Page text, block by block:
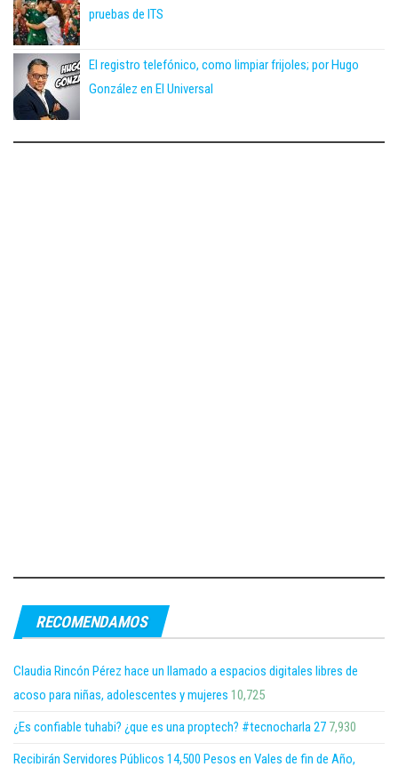
pruebas de ITS
El registro telefónico, como limpiar frijoles; por Hugo
González en El Universal
RECOMENDAMOS
Claudia Rincón Pérez hace un llamado a espacios digitales libres de
acoso para niñas, adolescentes y mujeres 10,725
¿Es confiable tuhabi? ¿que es una proptech? #tecnocharla 27 7,930
Recibirán Servidores Públicos 14,500 Pesos en Vales de fin de Año,